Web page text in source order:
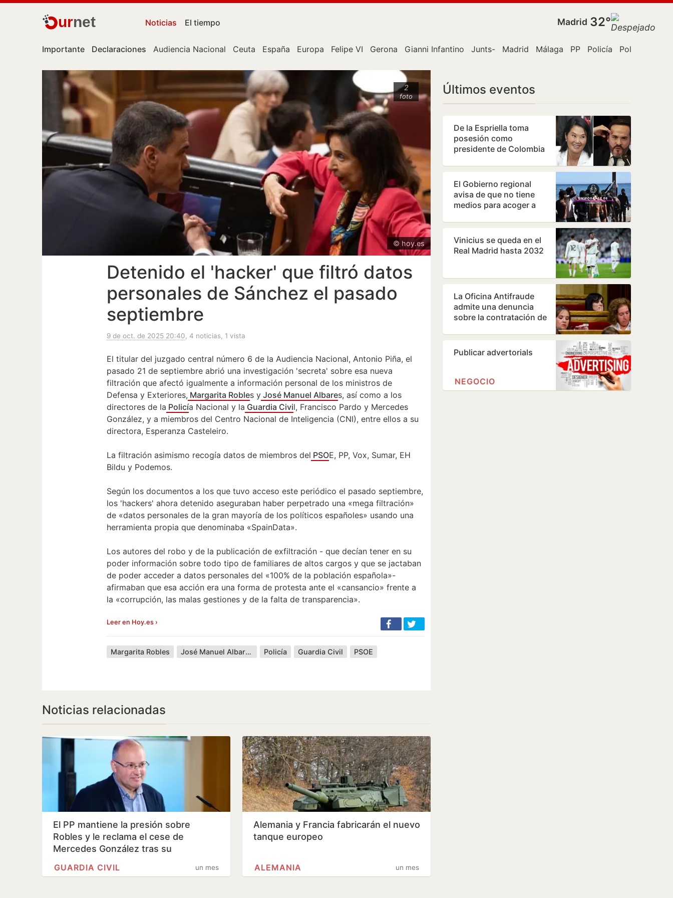
urnet Noticias El tiempo Madrid 32°
Importante Declaraciones Audiencia Nacional Ceuta España Europa Felipe VI Gerona Gianni Infantino Junts- Madrid Málaga PP Policía Policía judicial
2
foto
© hoy.es
Detenido el 'hacker' que filtró datos
personales de Sánchez el pasado
septiembre
9 de oct. de 2025 20:40, 4 noticias, 1 vista
El titular del juzgado central número 6 de la Audiencia Nacional, Antonio Piña, el
pasado 21 de septiembre abrió una investigación 'secreta' sobre esa nueva
filtración que afectó igualmente a información personal de los ministros de
Defensa y Exteriores, Margarita Robles y José Manuel Albares, así como a los
directores de la Policía Nacional y la Guardia Civil, Francisco Pardo y Mercedes
González, y a miembros del Centro Nacional de Inteligencia (CNI), entre ellos a su
directora, Esperanza Casteleiro.
La filtración asimismo recogía datos de miembros del PSOE, PP, Vox, Sumar, EH
Bildu y Podemos.
Según los documentos a los que tuvo acceso este periódico el pasado septiembre,
los 'hackers' ahora detenido aseguraban haber perpetrado una «mega filtración»
de «datos personales de la gran mayoría de los políticos españoles» usando una
herramienta propia que denominaba «SpainData».
Los autores del robo y de la publicación de exfiltración - que decían tener en su
poder información sobre todo tipo de familiares de altos cargos y que se jactaban
de poder acceder a datos personales del «100% de la población española»-
afirmaban que esa acción era una forma de protesta ante el «cansancio» frente a
la «corrupción, las malas gestiones y de la falta de transparencia».
Leer en Hoy.es ›
Margarita Robles José Manuel Albares Policía Guardia Civil PSOE
Noticias relacionadas
El PP mantiene la presión sobre
Robles y le reclama el cese de
Mercedes González tras su
un mes
GUARDIA CIVIL
Alemania y Francia fabricarán el nuevo
tanque europeo
un mes
ALEMANIA
Últimos eventos
De la Espriella toma
posesión como
presidente de Colombia
giro a la…
El Gobierno regional
avisa de que no tiene
medios para acoger a
admite que…
Vinicius se queda en el
Real Madrid hasta 2032
La Oficina Antifraude
admite una denuncia
sobre la contratación de
policía…
Publicar advertorials
NEGOCIO